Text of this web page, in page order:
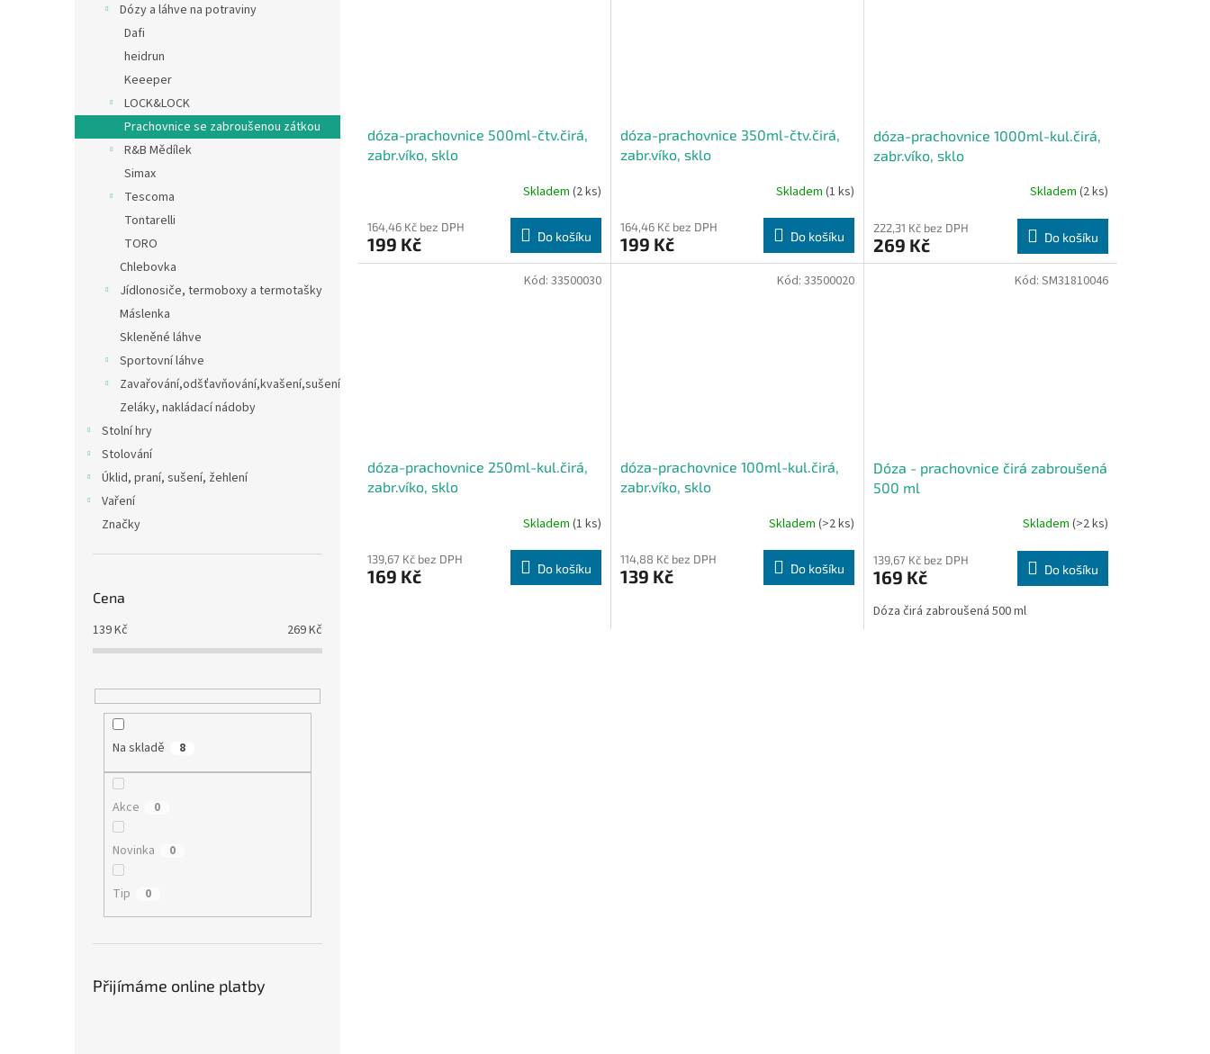
Dózy a láhve na potraviny
Dafi
heidrun
Keeeper
LOCK&LOCK
Prachovnice se zabroušenou zátkou
R&B Mědílek
Simax
Tescoma
Tontarelli
TORO
Chlebovka
Jídlonosiče, termoboxy a termotašky
Máslenka
Skleněné láhve
Sportovní láhve
Zavařování,odšťavňování,kvašení,sušení
Zeláky, nakládací nádoby
Stolní hry
Stolování
Úklid, praní, sušení, žehlení
Vaření
Značky
Cena
139Kč 269Kč
Na skladě 8
Akce 0
Novinka 0
Tip 0
Přijímáme online platby
dóza-prachovnice 500ml-čtv.čirá,
zabr.víko, sklo
Skladem (2 ks)
164,46 Kč bez DPH
199 Kč Do košíku
dóza-prachovnice 350ml-čtv.čirá,
zabr.víko, sklo
Skladem (1 ks)
164,46 Kč bez DPH
199 Kč Do košíku
dóza-prachovnice 1000ml-kul.čirá,
zabr.víko, sklo
Skladem (2 ks)
222,31 Kč bez DPH
269 Kč Do košíku
dóza-prachovnice 250ml-kul.čirá,
zabr.víko, sklo
Skladem (1 ks)
139,67 Kč bez DPH
169 Kč Do košíku
Kód: 33500030
dóza-prachovnice 100ml-kul.čirá,
zabr.víko, sklo
Skladem (>2 ks)
114,88 Kč bez DPH
139 Kč Do košíku
Kód: 33500020
Dóza - prachovnice čirá zabroušená
500 ml
Skladem (>2 ks)
139,67 Kč bez DPH
169 Kč Do košíku
Dóza čirá zabroušená 500 ml
Kód: SM31810046